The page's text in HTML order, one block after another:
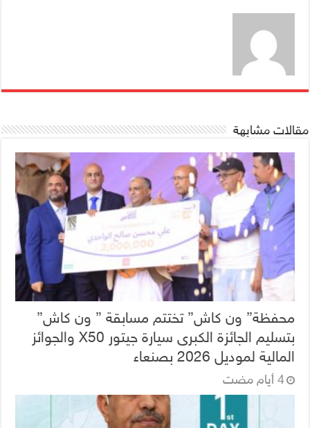
مقالات مشابهة
محفظة” ون كاش” تختتم مسابقة ” ون كاش”
بتسليم الجائزة الكبرى سيارة جيتور X50 والجوائز
المالية لموديل 2026 بصنعاء
‏4 أيام مضت